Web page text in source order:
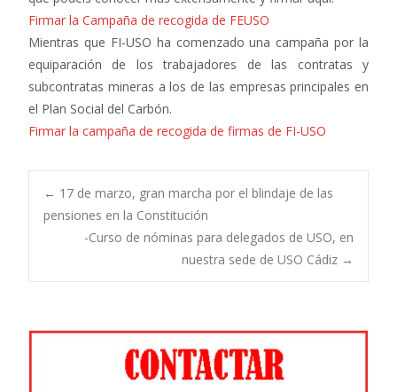
Firmar la Campaña de recogida de FEUSO
Mientras que FI-USO ha comenzado una campaña por la
equiparación de los trabajadores de las contratas y
subcontratas mineras a los de las empresas principales en
el Plan Social del Carbón.
Firmar la campaña de recogida de firmas de FI-USO
Navegación
entradas
← 17 de marzo, gran marcha por el blindaje de las
pensiones en la Constitución
-Curso de nóminas para delegados de USO, en
nuestra sede de USO Cádiz →